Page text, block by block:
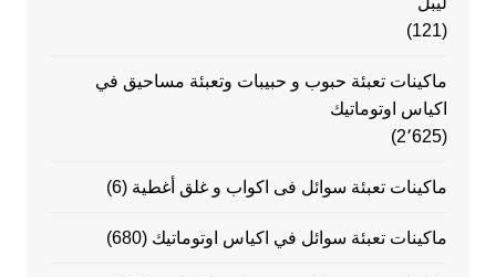
(121)
ماكينات تعبئة حبوب و حبيبات وتعبئة مساحيق في
اكياس اوتوماتيك
(2٬625)
ماكينات تعبئة سوائل فى اكواب و غلق أغطية (6)
ماكينات تعبئة سوائل في اكياس اوتوماتيك (680)